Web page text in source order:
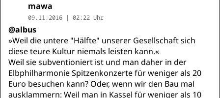
mawa
09.11.2016 | 02:22 Uhr
@albus
»Weil die untere "Hälfte" unserer Gesellschaft sich
diese teure Kultur niemals leisten kann.«
Weil sie subventioniert ist und man daher in der
Elbphilharmonie Spitzenkonzerte für weniger als 20
Euro besuchen kann? Oder, wenn wir den Bau mal
ausklammern: Weil man in Kassel für weniger als 10